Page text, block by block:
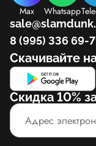
Max Whatsapp
8 (995) 336 69-
Скачивайте
Скидка 10%